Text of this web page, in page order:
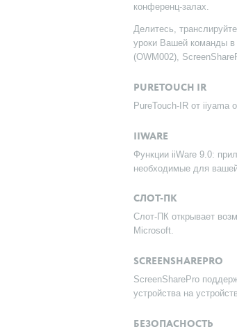
конференц-залах.
Делитесь,
уроки Вашей команды в
(OWM002),
PURETOUCH IR
PureTouch-IR от iiyama
IIWARE
Функции iiWare 9.0:
необходимые для вашей
СЛОТ-ПК
Слот-ПК открывает
Microsoft.
SCREENSHAREPRO
ScreenSharePro
устройства на
БЕЗОПАСНОСТЬ